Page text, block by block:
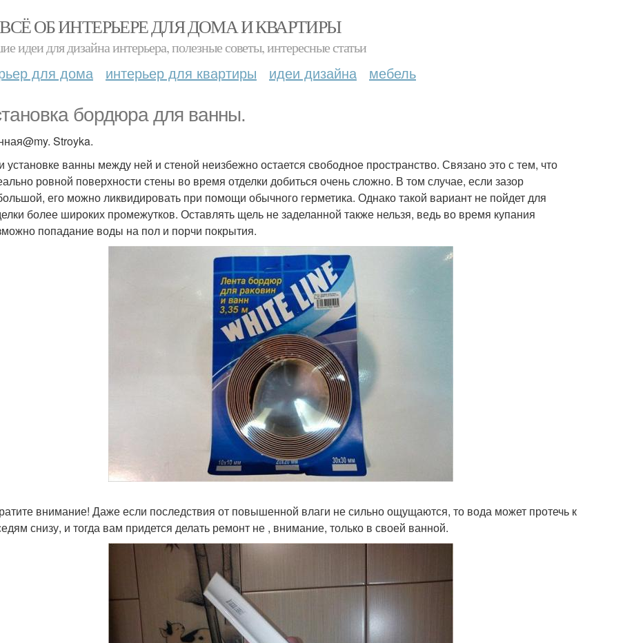
ВСЁ ОБ ИНТЕРЬЕРЕ ДЛЯ ДОМА И КВАРТИРЫ
идеи для дизайна интерьера, полезные советы, интересные статьи
для дома интерьер для квартиры идеи дизайна мебель
бордюра для ванны.
Stroyka.
установке ванны между ней и стеной неизбежно остается свободное пространство. Связано это с тем, что
ровной поверхности стены во время отделки добиться очень сложно. В том случае, если зазор
его можно ликвидировать при помощи обычного герметика. Однако такой вариант не пойдет для
более широких промежутков. Оставлять щель не заделанной также нельзя, ведь во время купания
попадание воды на пол и порчи покрытия.
внимание! Даже если последствия от повышенной влаги не сильно ощущаются, то вода может протечь к
снизу, и тогда вам придется делать ремонт не , внимание, только в своей ванной.